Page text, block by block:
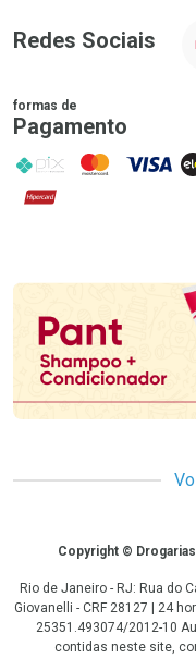
Redes Sociais
formas de
Pagamento
PIX MasterCard
VISA
Hipercard
CopyrightCopyright ©
Rio de Janeiro - RJ: Rua do
Giovanelli - CRF 28127 | 24
25351.493074/2012-10
contidas neste site,